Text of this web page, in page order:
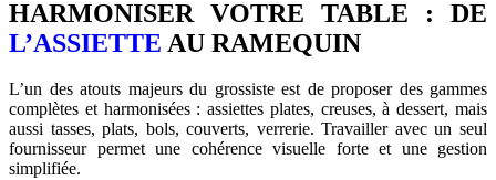
HARMONISER VOTRE TABLE : DE
L’ASSIETTE AU RAMEQUIN
L’un des atouts majeurs du grossiste est de proposer des gammes
complètes et harmonisées : assiettes plates, creuses, à dessert, mais
aussi tasses, plats, bols, couverts, verrerie. Travailler avec un seul
fournisseur permet une cohérence visuelle forte et une gestion
simplifiée.